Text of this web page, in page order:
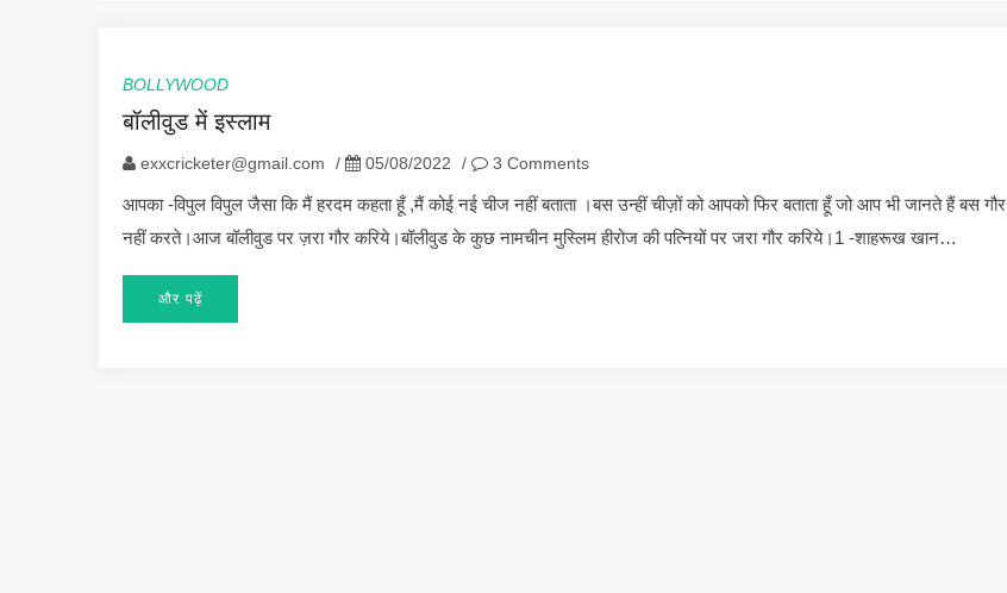
BOLLYWOOD
बॉलीवुड में इस्लाम
exxcricketer@gmail.com / 05/08/2022 / 3 Comments
आपका -विपुल विपुल जैसा कि मैं हरदम कहता हूँ ,मैं कोई नई चीज नहीं बताता ।बस उन्हीं चीज़ों को आपको फिर बताता हूँ जो आप भी जानते हैं बस गौर
नहीं करते।आज बॉलीवुड पर ज़रा गौर करिये।बॉलीवुड के कुछ नामचीन मुस्लिम हीरोज की पत्नियों पर जरा गौर करिये।1 -शाहरूख खान…
और पढ़ें